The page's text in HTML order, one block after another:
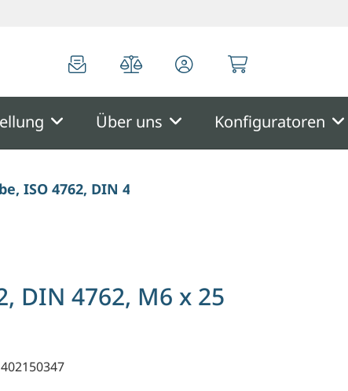
Über uns Konfiguratoren
ISO 4762, DIN 4762, M6 x 25 mm
DIN 4762, M6 x 25